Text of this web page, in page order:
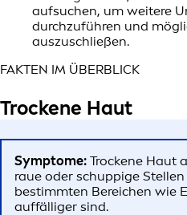
aufsuchen, um weitere
durchzuführen und
auszuschließen.
FAKTEN IM ÜBERBLICK
Trockene Haut
Symptome: Trockene Haut
raue oder schuppige
bestimmten Bereichen wie
auffälliger sind.